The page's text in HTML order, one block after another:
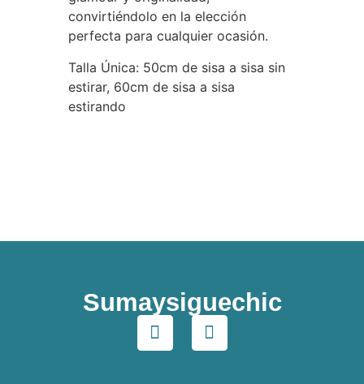
convirtiéndolo en la elección
perfecta para cualquier ocasión.
Talla Única: 50cm de sisa a sisa sin
estirar, 60cm de sisa a sisa
estirando
Sumaysiguechic